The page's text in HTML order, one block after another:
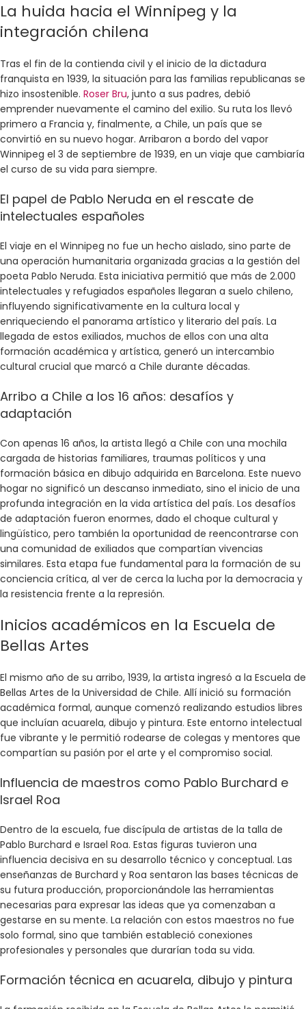
La huida hacia el Winnipeg y la
integración chilena
Tras el fin de la contienda civil y el inicio de la dictadura
franquista en 1939, la situación para las familias republicanas se
hizo insostenible. Roser Bru, junto a sus padres, debió
emprender nuevamente el camino del exilio. Su ruta los llevó
primero a Francia y, finalmente, a Chile, un país que se
convirtió en su nuevo hogar. Arribaron a bordo del vapor
Winnipeg el 3 de septiembre de 1939, en un viaje que cambiaría
el curso de su vida para siempre.
El papel de Pablo Neruda en el rescate de
intelectuales españoles
El viaje en el Winnipeg no fue un hecho aislado, sino parte de
una operación humanitaria organizada gracias a la gestión del
poeta Pablo Neruda. Esta iniciativa permitió que más de 2.000
intelectuales y refugiados españoles llegaran a suelo chileno,
influyendo significativamente en la cultura local y
enriqueciendo el panorama artístico y literario del país. La
llegada de estos exiliados, muchos de ellos con una alta
formación académica y artística, generó un intercambio
cultural crucial que marcó a Chile durante décadas.
Arribo a Chile a los 16 años: desafíos y
adaptación
Con apenas 16 años, la artista llegó a Chile con una mochila
cargada de historias familiares, traumas políticos y una
formación básica en dibujo adquirida en Barcelona. Este nuevo
hogar no significó un descanso inmediato, sino el inicio de una
profunda integración en la vida artística del país. Los desafíos
de adaptación fueron enormes, dado el choque cultural y
lingüístico, pero también la oportunidad de reencontrarse con
una comunidad de exiliados que compartían vivencias
similares. Esta etapa fue fundamental para la formación de su
conciencia crítica, al ver de cerca la lucha por la democracia y
la resistencia frente a la represión.
Inicios académicos en la Escuela de
Bellas Artes
El mismo año de su arribo, 1939, la artista ingresó a la Escuela de
Bellas Artes de la Universidad de Chile. Allí inició su formación
académica formal, aunque comenzó realizando estudios libres
que incluían acuarela, dibujo y pintura. Este entorno intelectual
fue vibrante y le permitió rodearse de colegas y mentores que
compartían su pasión por el arte y el compromiso social.
Influencia de maestros como Pablo Burchard e
Israel Roa
Dentro de la escuela, fue discípula de artistas de la talla de
Pablo Burchard e Israel Roa. Estas figuras tuvieron una
influencia decisiva en su desarrollo técnico y conceptual. Las
enseñanzas de Burchard y Roa sentaron las bases técnicas de
su futura producción, proporcionándole las herramientas
necesarias para expresar las ideas que ya comenzaban a
gestarse en su mente. La relación con estos maestros no fue
solo formal, sino que también estableció conexiones
profesionales y personales que durarían toda su vida.
Formación técnica en acuarela, dibujo y pintura